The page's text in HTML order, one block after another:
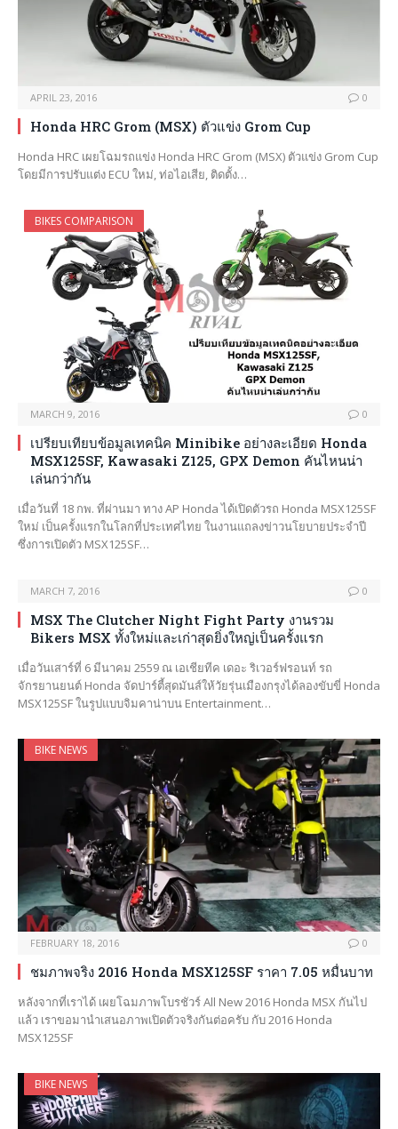
APRIL 23, 2016 0
Honda HRC Grom (MSX) ตัวแข่ง Grom Cup
Honda HRC เผยโฉมรถแข่ง Honda HRC Grom (MSX) ตัวแข่ง Grom Cup
โดยมีการปรับแต่ง ECU ใหม่, ท่อไอเสีย, ติดตั้ง…
BIKES COMPARISON
MARCH 9, 2016 0
เปรียบเทียบข้อมูลเทคนิค Minibike อย่างละเอียด Honda
MSX125SF, Kawasaki Z125, GPX Demon คันไหนน่า
เล่นกว่ากัน
เมื่อวันที่ 18 กพ. ที่ผ่านมา ทาง AP Honda ได้เปิดตัวรถ Honda MSX125SF
ใหม่ เป็นครั้งแรกในโลกที่ประเทศไทย ในงานแถลงข่าวนโยบายประจำปี
ซึ่งการเปิดตัว MSX125SF…
MARCH 7, 2016 0
MSX The Clutcher Night Fight Party งานรวม
Bikers MSX ทั้งใหม่และเก่าสุดยิ่งใหญ่เป็นครั้งแรก
เมื่อวันเสาร์ที่ 6 มีนาคม 2559 ณ เอเชียทีค เดอะ ริเวอร์ฟรอนท์ รถ
จักรยานยนต์ Honda จัดปาร์ตี้สุดมันส์ให้วัยรุ่นเมืองกรุงได้ลองขับขี่ Honda
MSX125SF ในรูปแบบจิมคาน่าบน Entertainment…
BIKE NEWS
FEBRUARY 18, 2016 0
ชมภาพจริง 2016 Honda MSX125SF ราคา 7.05 หมื่นบาท
หลังจากที่เราได้ เผยโฉมภาพโบรชัวร์ All New 2016 Honda MSX กันไป
แล้ว เราขอมานำเสนอภาพเปิดตัวจริงกันต่อครับ กับ 2016 Honda
MSX125SF
BIKE NEWS